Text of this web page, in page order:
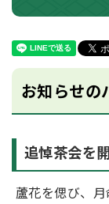
お知らせの
追悼茶会を
蘆花を偲び、